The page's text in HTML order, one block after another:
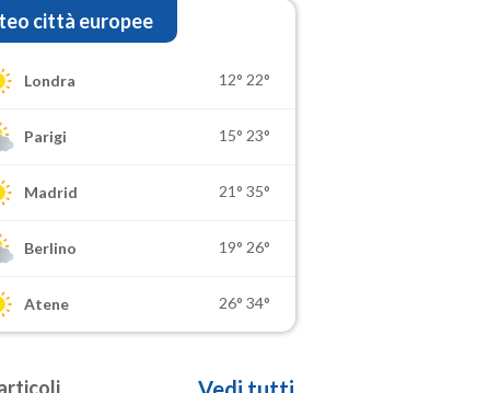
città europee
Londra 12° 22°
Parigi 15° 23°
Madrid 21° 35°
Berlino 19° 26°
Atene 26° 34°